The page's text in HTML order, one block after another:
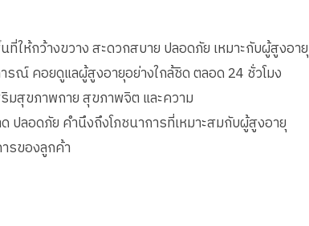
ให้กว้างขวาง สะดวกสบาย ปลอดภัย เหมาะกับผู้สูงอายุ
รณ์ คอยดูแลผู้สูงอายุอย่างใกล้ชิด ตลอด 24 ชั่วโมง
มสุขภาพกาย สุขภาพจิต และความ
ปลอดภัย คำนึงถึงโภชนาการที่เหมาะสมกับผู้สูงอายุ
รของลูกค้า